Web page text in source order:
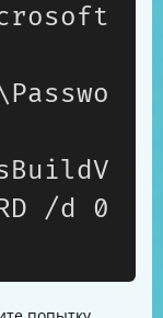
/d 0